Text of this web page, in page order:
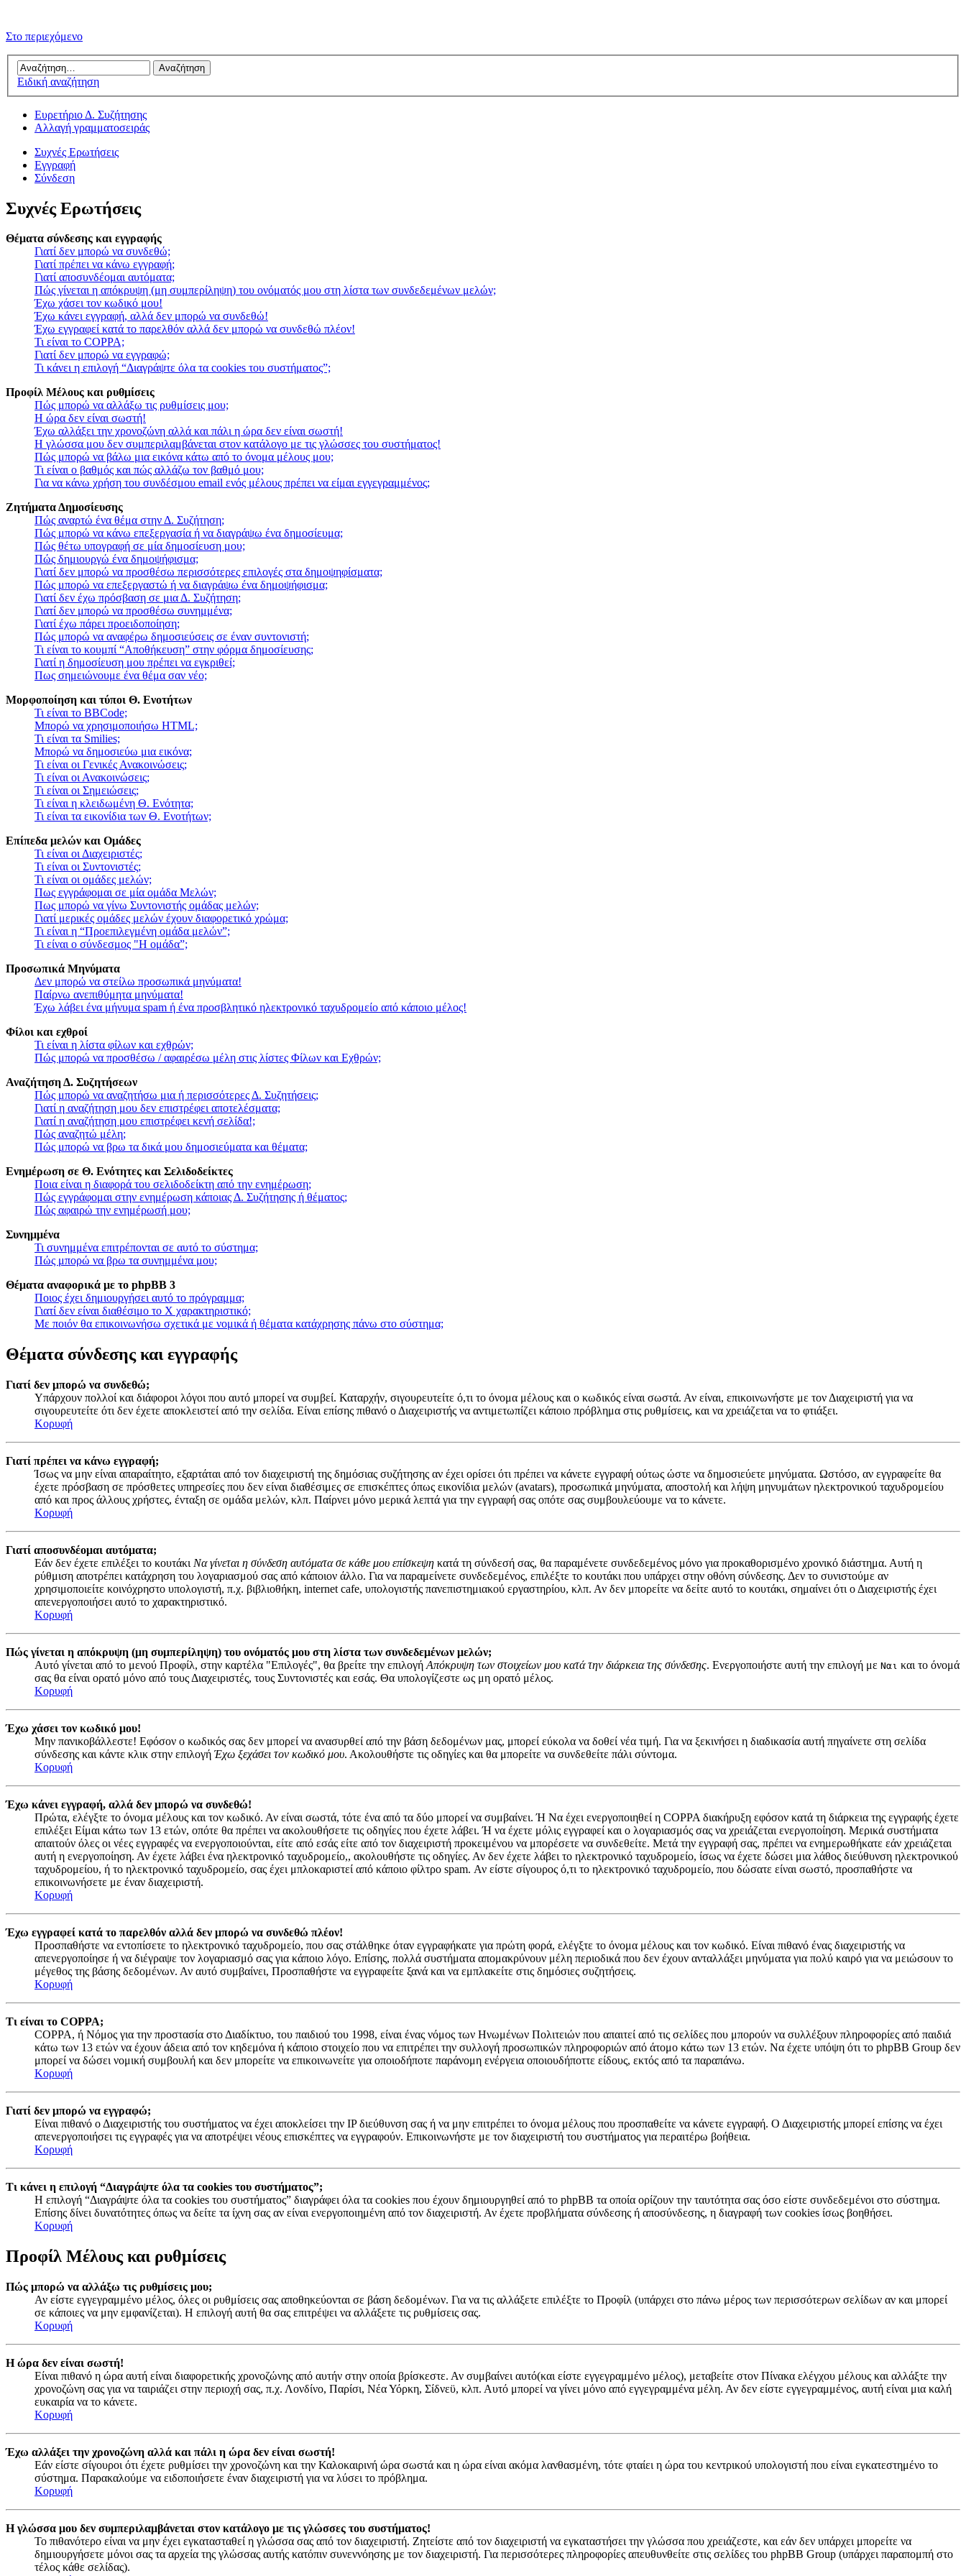
Στο περιεχόμενο
Ειδική αναζήτηση
Ευρετήριο Δ. Συζήτησης
Αλλαγή γραμματοσειράς
Συχνές Ερωτήσεις
Εγγραφή
Σύνδεση
Συχνές Ερωτήσεις
Θέματα σύνδεσης και εγγραφής
Γιατί δεν μπορώ να συνδεθώ;
Γιατί πρέπει να κάνω εγγραφή;
Γιατί αποσυνδέομαι αυτόματα;
Πώς γίνεται η απόκρυψη (μη συμπερίληψη) του ονόματός μου στη λίστα των συνδεδεμένων μελών;
Έχω χάσει τον κωδικό μου!
Έχω κάνει εγγραφή, αλλά δεν μπορώ να συνδεθώ!
Έχω εγγραφεί κατά το παρελθόν αλλά δεν μπορώ να συνδεθώ πλέον!
Τι είναι το COPPA;
Γιατί δεν μπορώ να εγγραφώ;
Τι κάνει η επιλογή “Διαγράψτε όλα τα cookies του συστήματος”;
Προφίλ Μέλους και ρυθμίσεις
Πώς μπορώ να αλλάξω τις ρυθμίσεις μου;
Η ώρα δεν είναι σωστή!
Έχω αλλάξει την χρονοζώνη αλλά και πάλι η ώρα δεν είναι σωστή!
Η γλώσσα μου δεν συμπεριλαμβάνεται στον κατάλογο με τις γλώσσες του συστήματος!
Πώς μπορώ να βάλω μια εικόνα κάτω από το όνομα μέλους μου;
Τι είναι ο βαθμός και πώς αλλάζω τον βαθμό μου;
Για να κάνω χρήση του συνδέσμου email ενός μέλους πρέπει να είμαι εγγεγραμμένος;
Ζητήματα Δημοσίευσης
Πώς αναρτώ ένα θέμα στην Δ. Συζήτηση;
Πώς μπορώ να κάνω επεξεργασία ή να διαγράψω ένα δημοσίευμα;
Πώς θέτω υπογραφή σε μία δημοσίευση μου;
Πώς δημιουργώ ένα δημοψήφισμα;
Γιατί δεν μπορώ να προσθέσω περισσότερες επιλογές στα δημοψηφίσματα;
Πώς μπορώ να επεξεργαστώ ή να διαγράψω ένα δημοψήφισμα;
Γιατί δεν έχω πρόσβαση σε μια Δ. Συζήτηση;
Γιατί δεν μπορώ να προσθέσω συνημμένα;
Γιατί έχω πάρει προειδοποίηση;
Πώς μπορώ να αναφέρω δημοσιεύσεις σε έναν συντονιστή;
Τι είναι το κουμπί “Αποθήκευση” στην φόρμα δημοσίευσης;
Γιατί η δημοσίευση μου πρέπει να εγκριθεί;
Πως σημειώνουμε ένα θέμα σαν νέο;
Μορφοποίηση και τύποι Θ. Ενοτήτων
Τι είναι το BBCode;
Μπορώ να χρησιμοποιήσω HTML;
Τι είναι τα Smilies;
Μπορώ να δημοσιεύω μια εικόνα;
Τι είναι οι Γενικές Ανακοινώσεις;
Τι είναι οι Ανακοινώσεις;
Τι είναι οι Σημειώσεις;
Τι είναι η κλειδωμένη Θ. Ενότητα;
Τι είναι τα εικονίδια των Θ. Ενοτήτων;
Επίπεδα μελών και Ομάδες
Τι είναι οι Διαχειριστές;
Τι είναι οι Συντονιστές;
Τι είναι οι ομάδες μελών;
Πως εγγράφομαι σε μία ομάδα Μελών;
Πως μπορώ να γίνω Συντονιστής ομάδας μελών;
Γιατί μερικές ομάδες μελών έχουν διαφορετικό χρώμα;
Τι είναι η “Προεπιλεγμένη ομάδα μελών”;
Τι είναι ο σύνδεσμος "Η ομάδα”;
Προσωπικά Μηνύματα
Δεν μπορώ να στείλω προσωπικά μηνύματα!
Παίρνω ανεπιθύμητα μηνύματα!
Έχω λάβει ένα μήνυμα spam ή ένα προσβλητικό ηλεκτρονικό ταχυδρομείο από κάποιο μέλος!
Φίλοι και εχθροί
Τι είναι η λίστα φίλων και εχθρών;
Πώς μπορώ να προσθέσω / αφαιρέσω μέλη στις λίστες Φίλων και Εχθρών;
Αναζήτηση Δ. Συζητήσεων
Πώς μπορώ να αναζητήσω μια ή περισσότερες Δ. Συζητήσεις;
Γιατί η αναζήτηση μου δεν επιστρέφει αποτελέσματα;
Γιατί η αναζήτηση μου επιστρέφει κενή σελίδα!;
Πώς αναζητώ μέλη;
Πώς μπορώ να βρω τα δικά μου δημοσιεύματα και θέματα;
Ενημέρωση σε Θ. Ενότητες και Σελιδοδείκτες
Ποια είναι η διαφορά του σελιδοδείκτη από την ενημέρωση;
Πώς εγγράφομαι στην ενημέρωση κάποιας Δ. Συζήτησης ή θέματος;
Πώς αφαιρώ την ενημέρωσή μου;
Συνημμένα
Τι συνημμένα επιτρέπονται σε αυτό το σύστημα;
Πώς μπορώ να βρω τα συνημμένα μου;
Θέματα αναφορικά με το phpBB 3
Ποιος έχει δημιουργήσει αυτό το πρόγραμμα;
Γιατί δεν είναι διαθέσιμο το Χ χαρακτηριστικό;
Με ποιόν θα επικοινωνήσω σχετικά με νομικά ή θέματα κατάχρησης πάνω στο σύστημα;
Θέματα σύνδεσης και εγγραφής
Γιατί δεν μπορώ να συνδεθώ;
Υπάρχουν πολλοί και διάφοροι λόγοι που αυτό μπορεί να συμβεί. Καταρχήν, σιγουρευτείτε ό,τι το όνομα μέλους και ο κωδικός είναι σωστά. Αν είναι, επικοινωνήστε με τον Διαχειριστή για να
σιγουρευτείτε ότι δεν έχετε αποκλειστεί από την σελίδα. Είναι επίσης πιθανό ο Διαχειριστής να αντιμετωπίζει κάποιο πρόβλημα στις ρυθμίσεις, και να χρειάζεται να το φτιάξει.
Κορυφή
Γιατί πρέπει να κάνω εγγραφή;
Ίσως να μην είναι απαραίτητο, εξαρτάται από τον διαχειριστή της δημόσιας συζήτησης αν έχει ορίσει ότι πρέπει να κάνετε εγγραφή ούτως ώστε να δημοσιεύετε μηνύματα. Ωστόσο, αν εγγραφείτε θα
έχετε πρόσβαση σε πρόσθετες υπηρεσίες που δεν είναι διαθέσιμες σε επισκέπτες όπως εικονίδια μελών (avatars), προσωπικά μηνύματα, αποστολή και λήψη μηνυμάτων ηλεκτρονικού ταχυδρομείου
από και προς άλλους χρήστες, ένταξη σε ομάδα μελών, κλπ. Παίρνει μόνο μερικά λεπτά για την εγγραφή σας οπότε σας συμβουλεύουμε να το κάνετε.
Κορυφή
Γιατί αποσυνδέομαι αυτόματα;
Εάν δεν έχετε επιλέξει το κουτάκι Να γίνεται η σύνδεση αυτόματα σε κάθε μου επίσκεψη κατά τη σύνδεσή σας, θα παραμένετε συνδεδεμένος μόνο για προκαθορισμένο χρονικό διάστημα. Αυτή η
ρύθμιση αποτρέπει κατάχρηση του λογαριασμού σας από κάποιον άλλο. Για να παραμείνετε συνδεδεμένος, επιλέξτε το κουτάκι που υπάρχει στην οθόνη σύνδεσης. Δεν το συνιστούμε αν
χρησιμοποιείτε κοινόχρηστο υπολογιστή, π.χ. βιβλιοθήκη, internet cafe, υπολογιστής πανεπιστημιακού εργαστηρίου, κλπ. Αν δεν μπορείτε να δείτε αυτό το κουτάκι, σημαίνει ότι ο Διαχειριστής έχει
απενεργοποιήσει αυτό το χαρακτηριστικό.
Κορυφή
Πώς γίνεται η απόκρυψη (μη συμπερίληψη) του ονόματός μου στη λίστα των συνδεδεμένων μελών;
Αυτό γίνεται από το μενού Προφίλ, στην καρτέλα "Επιλογές", θα βρείτε την επιλογή Απόκρυψη των στοιχείων μου κατά την διάρκεια της σύνδεσης. Ενεργοποιήστε αυτή την επιλογή με Ναι και το όνομά
σας θα είναι ορατό μόνο από τους Διαχειριστές, τους Συντονιστές και εσάς. Θα υπολογίζεστε ως μη ορατό μέλος.
Κορυφή
Έχω χάσει τον κωδικό μου!
Μην πανικοβάλλεστε! Εφόσον ο κωδικός σας δεν μπορεί να ανασυρθεί από την βάση δεδομένων μας, μπορεί εύκολα να δοθεί νέα τιμή. Για να ξεκινήσει η διαδικασία αυτή πηγαίνετε στη σελίδα
σύνδεσης και κάντε κλικ στην επιλογή Έχω ξεχάσει τον κωδικό μου. Ακολουθήστε τις οδηγίες και θα μπορείτε να συνδεθείτε πάλι σύντομα.
Κορυφή
Έχω κάνει εγγραφή, αλλά δεν μπορώ να συνδεθώ!
Πρώτα, ελέγξτε το όνομα μέλους και τον κωδικό. Αν είναι σωστά, τότε ένα από τα δύο μπορεί να συμβαίνει. Ή Να έχει ενεργοποιηθεί η COPPA διακήρυξη εφόσον κατά τη διάρκεια της εγγραφής έχετε
επιλέξει Είμαι κάτω των 13 ετών, οπότε θα πρέπει να ακολουθήσετε τις οδηγίες που έχετε λάβει. Ή να έχετε μόλις εγγραφεί και ο λογαριασμός σας να χρειάζεται ενεργοποίηση. Μερικά συστήματα
απαιτούν όλες οι νέες εγγραφές να ενεργοποιούνται, είτε από εσάς είτε από τον διαχειριστή προκειμένου να μπορέσετε να συνδεθείτε. Μετά την εγγραφή σας, πρέπει να ενημερωθήκατε εάν χρειάζεται
αυτή η ενεργοποίηση. Αν έχετε λάβει ένα ηλεκτρονικό ταχυδρομείο,, ακολουθήστε τις οδηγίες. Αν δεν έχετε λάβει το ηλεκτρονικό ταχυδρομείο, ίσως να έχετε δώσει μια λάθος διεύθυνση ηλεκτρονικού
ταχυδρομείου, ή το ηλεκτρονικό ταχυδρομείο, σας έχει μπλοκαριστεί από κάποιο φίλτρο spam. Αν είστε σίγουρος ό,τι το ηλεκτρονικό ταχυδρομείο, που δώσατε είναι σωστό, προσπαθήστε να
επικοινωνήσετε με έναν διαχειριστή.
Κορυφή
Έχω εγγραφεί κατά το παρελθόν αλλά δεν μπορώ να συνδεθώ πλέον!
Προσπαθήστε να εντοπίσετε το ηλεκτρονικό ταχυδρομείο, που σας στάλθηκε όταν εγγραφήκατε για πρώτη φορά, ελέγξτε το όνομα μέλους και τον κωδικό. Είναι πιθανό ένας διαχειριστής να
απενεργοποίησε ή να διέγραψε τον λογαριασμό σας για κάποιο λόγο. Επίσης, πολλά συστήματα απομακρύνουν μέλη περιοδικά που δεν έχουν ανταλλάξει μηνύματα για πολύ καιρό για να μειώσουν το
μέγεθος της βάσης δεδομένων. Αν αυτό συμβαίνει, Προσπαθήστε να εγγραφείτε ξανά και να εμπλακείτε στις δημόσιες συζητήσεις.
Κορυφή
Τι είναι το COPPA;
COPPA, ή Νόμος για την προστασία στο Διαδίκτυο, του παιδιού του 1998, είναι ένας νόμος των Ηνωμένων Πολιτειών που απαιτεί από τις σελίδες που μπορούν να συλλέξουν πληροφορίες από παιδιά
κάτω των 13 ετών να έχουν άδεια από τον κηδεμόνα ή κάποιο στοιχείο που να επιτρέπει την συλλογή προσωπικών πληροφοριών από άτομο κάτω των 13 ετών. Να έχετε υπόψη ότι το phpBB Group δεν
μπορεί να δώσει νομική συμβουλή και δεν μπορείτε να επικοινωνείτε για οποιοδήποτε παράνομη ενέργεια οποιουδήποττε είδους, εκτός από τα παραπάνω.
Κορυφή
Γιατί δεν μπορώ να εγγραφώ;
Είναι πιθανό ο Διαχειριστής του συστήματος να έχει αποκλείσει την IP διεύθυνση σας ή να μην επιτρέπει το όνομα μέλους που προσπαθείτε να κάνετε εγγραφή. Ο Διαχειριστής μπορεί επίσης να έχει
απενεργοποιήσει τις εγγραφές για να αποτρέψει νέους επισκέπτες να εγγραφούν. Επικοινωνήστε με τον διαχειριστή του συστήματος για περαιτέρω βοήθεια.
Κορυφή
Τι κάνει η επιλογή “Διαγράψτε όλα τα cookies του συστήματος”;
Η επιλογή “Διαγράψτε όλα τα cookies του συστήματος” διαγράφει όλα τα cookies που έχουν δημιουργηθεί από το phpBB τα οποία ορίζουν την ταυτότητα σας όσο είστε συνδεδεμένοι στο σύστημα.
Επίσης δίνει δυνατότητες όπως να δείτε τα ίχνη σας αν είναι ενεργοποιημένη από τον διαχειριστή. Αν έχετε προβλήματα σύνδεσης ή αποσύνδεσης, η διαγραφή των cookies ίσως βοηθήσει.
Κορυφή
Προφίλ Μέλους και ρυθμίσεις
Πώς μπορώ να αλλάξω τις ρυθμίσεις μου;
Αν είστε εγγεγραμμένο μέλος, όλες οι ρυθμίσεις σας αποθηκεύονται σε βάση δεδομένων. Για να τις αλλάξετε επιλέξτε το Προφίλ (υπάρχει στο πάνω μέρος των περισσότερων σελίδων αν και μπορεί
σε κάποιες να μην εμφανίζεται). Η επιλογή αυτή θα σας επιτρέψει να αλλάξετε τις ρυθμίσεις σας.
Κορυφή
Η ώρα δεν είναι σωστή!
Είναι πιθανό η ώρα αυτή είναι διαφορετικής χρονοζώνης από αυτήν στην οποία βρίσκεστε. Αν συμβαίνει αυτό(και είστε εγγεγραμμένο μέλος), μεταβείτε στον Πίνακα ελέγχου μέλους και αλλάξτε την
χρονοζώνη σας για να ταιριάζει στην περιοχή σας, π.χ. Λονδίνο, Παρίσι, Νέα Υόρκη, Σίδνεϋ, κλπ. Αυτό μπορεί να γίνει μόνο από εγγεγραμμένα μέλη. Αν δεν είστε εγγεγραμμένος, αυτή είναι μια καλή
ευκαιρία να το κάνετε.
Κορυφή
Έχω αλλάξει την χρονοζώνη αλλά και πάλι η ώρα δεν είναι σωστή!
Εάν είστε σίγουροι ότι έχετε ρυθμίσει την χρονοζώνη και την Καλοκαιρινή ώρα σωστά και η ώρα είναι ακόμα λανθασμένη, τότε φταίει η ώρα του κεντρικού υπολογιστή που είναι εγκατεστημένο το
σύστημα. Παρακαλούμε να ειδοποιήσετε έναν διαχειριστή για να λύσει το πρόβλημα.
Κορυφή
Η γλώσσα μου δεν συμπεριλαμβάνεται στον κατάλογο με τις γλώσσες του συστήματος!
Το πιθανότερο είναι να μην έχει εγκατασταθεί η γλώσσα σας από τον διαχειριστή. Ζητείστε από τον διαχειριστή να εγκαταστήσει την γλώσσα που χρειάζεστε, και εάν δεν υπάρχει μπορείτε να
δημιουργήσετε μόνοι σας τα αρχεία της γλώσσας αυτής κατόπιν συνεννόησης με τον διαχειριστή. Για περισσότερες πληροφορίες απευθυνθείτε στις σελίδες του phpBB Group (υπάρχει παραπομπή στο
τέλος κάθε σελίδας).